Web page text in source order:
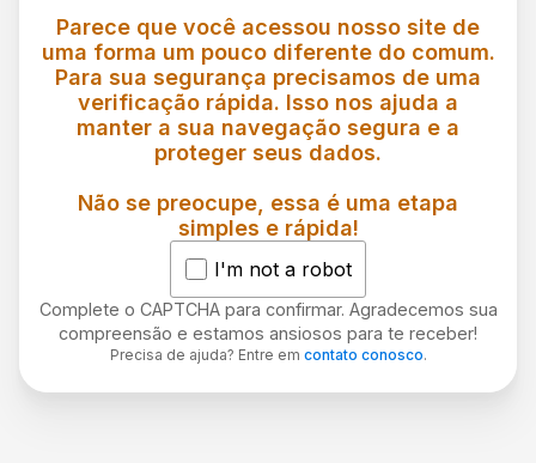
Parece que você acessou nosso site de
uma forma um pouco diferente do comum.
Para sua segurança precisamos de uma
verificação rápida. Isso nos ajuda a
manter a sua navegação segura e a
proteger seus dados.
Não se preocupe, essa é uma etapa
simples e rápida!
I'm not a robot
Complete o CAPTCHA para confirmar. Agradecemos sua
compreensão e estamos ansiosos para te receber!
Precisa de ajuda? Entre em contato conosco.